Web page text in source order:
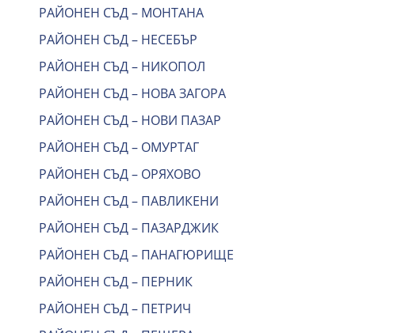
РАЙОНЕН СЪД – МОНТАНА
РАЙОНЕН СЪД – НЕСЕБЪР
РАЙОНЕН СЪД – НИКОПОЛ
РАЙОНЕН СЪД – НОВА ЗАГОРА
РАЙОНЕН СЪД – НОВИ ПАЗАР
РАЙОНЕН СЪД – ОМУРТАГ
РАЙОНЕН СЪД – ОРЯХОВО
РАЙОНЕН СЪД – ПАВЛИКЕНИ
РАЙОНЕН СЪД – ПАЗАРДЖИК
РАЙОНЕН СЪД – ПАНАГЮРИЩЕ
РАЙОНЕН СЪД – ПЕРНИК
РАЙОНЕН СЪД – ПЕТРИЧ